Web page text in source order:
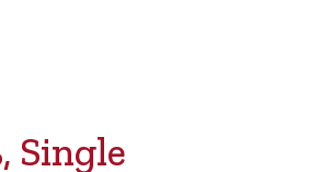
Single